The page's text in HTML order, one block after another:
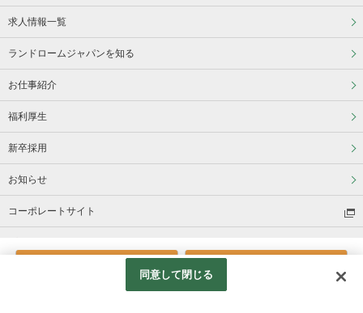
求人情報一覧
ランドロームジャパンを知る
お仕事紹介
福利厚生
新卒採用
お知らせ
コーポレートサイト
© LANDROME JAPAN.,LTD All Rights Reserved.
同意して閉じる